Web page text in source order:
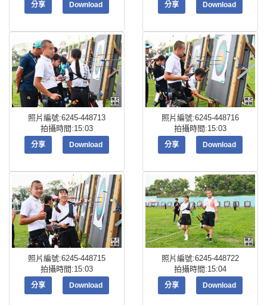
分享 Download 分享 Download
照片編號:6245-448713
拍攝時間:15:03
分享 Download
照片編號:6245-448716
拍攝時間:15:03
分享 Download
照片編號:6245-448715
拍攝時間:15:03
分享 Download
照片編號:6245-448722
拍攝時間:15:04
分享 Download